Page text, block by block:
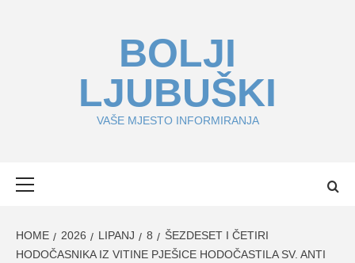
BOLJI
LJUBUŠKI
VAŠE MJESTO INFORMIRANJA
HOME 2026 LIPANJ 8
ŠEZDESET I ČETIRI
HODOČASNIKA IZ VITINE PJEŠICE HODOČASTILA SV. ANTI